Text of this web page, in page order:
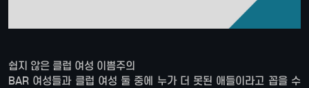
쉽지 않은 클럽 여성 이쁨주의
BAR 여성들과 클럽 여성 둘 중에 누가 더 못된 애들이라고 꼽을 수